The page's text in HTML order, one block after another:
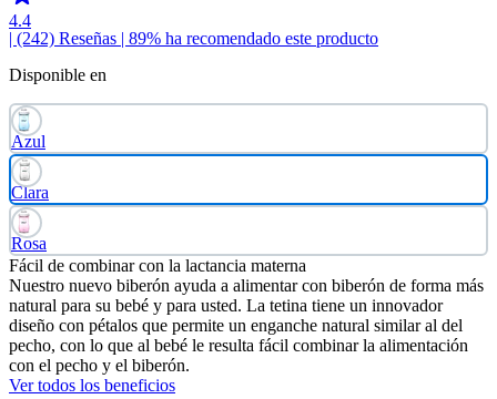
4.4
| (242) Reseñas | 89% ha recomendado este producto
Disponible en
Azul
Clara
Rosa
Fácil de combinar con la lactancia materna
Nuestro nuevo biberón ayuda a alimentar con biberón de forma más
natural para su bebé y para usted. La tetina tiene un innovador
diseño con pétalos que permite un enganche natural similar al del
pecho, con lo que al bebé le resulta fácil combinar la alimentación
con el pecho y el biberón.
Ver todos los beneficios